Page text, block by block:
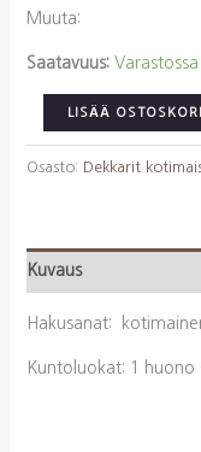
Muuta:
Saatavuus: Varastossa
Pakkanen,
Outi:
Kissa
LISÄÄ
Osasto: Dekkarit
Kuvaus
Hakusanat:
Kuntoluokat: 1 huono